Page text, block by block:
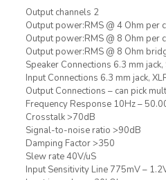
Output channels 2
Output power:RMS @ 4 Ohm per
Output power:RMS @ 8 Ohm per
Output power:RMS @ 8 Ohm
Speaker Connections 6.3 mm
Input Connections 6.3 mm jack,
Output Connections – can pick
Frequency Response 10Hz –
Crosstalk >70dB
Signal-to-noise ratio >90dB
Damping Factor >350
Slew rate 40V/uS
Input Sensitivity Line 775mV –